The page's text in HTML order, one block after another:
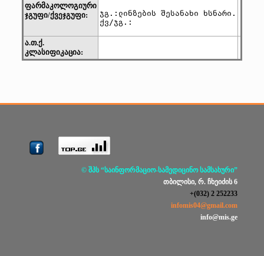
ფარმაკოლოგიური
ჯგუფი/ქვეჯგუფი:
ჯგ.:ლინზების შესანახი ხსნარი.
ქვ/ჯგ.:
ა.თ.ქ.
კლასიფიკაცია:
© შპს “საინფორმაციო-სამედიცინო სამსახური”
თბილისი, რ. ჩხეიძის 6
+(032) 2 252233
infomis04@gmail.com
info@mis.ge